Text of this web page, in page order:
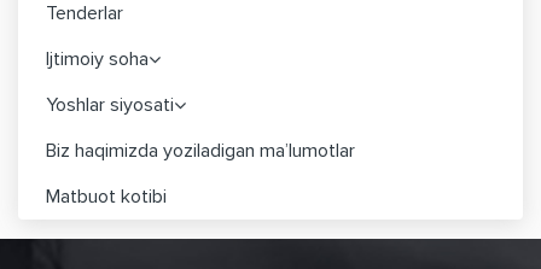
Tenderlar
Ijtimoiy soha
Yoshlar siyosati
Biz haqimizda yoziladigan ma’lumotlar
Matbuot kotibi